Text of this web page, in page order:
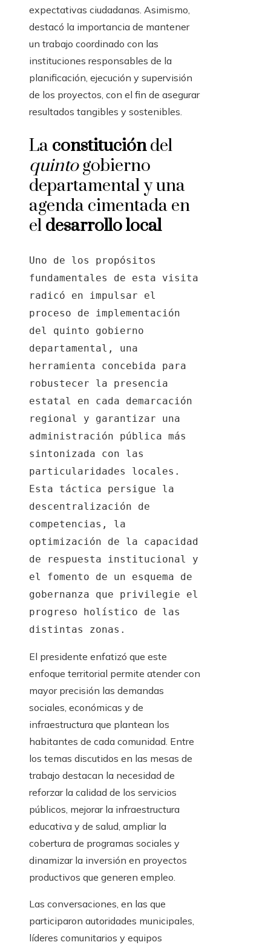
expectativas ciudadanas. Asimismo,
destacó la importancia de mantener
un trabajo coordinado con las
instituciones responsables de la
planificación, ejecución y supervisión
de los proyectos, con el fin de asegurar
resultados tangibles y sostenibles.
La constitucióndel
quintogobierno
departamental y una
agenda cimentada en
el desarrollo local
Uno de los propósitos
fundamentales de esta visita
radicó en impulsar el
proceso de implementación
del quinto gobierno
departamental, una
herramienta concebida para
robustecer la presencia
estatal en cada demarcación
regional y garantizar una
administración pública más
sintonizada con las
particularidades locales.
Esta táctica persigue la
descentralización de
competencias, la
optimización de la capacidad
de respuesta institucional y
el fomento de un esquema de
gobernanza que privilegie el
progreso holístico de las
distintas zonas.
El presidente enfatizó que este
enfoque territorial permite atender con
mayor precisión las demandas
sociales, económicas y de
infraestructura que plantean los
habitantes de cada comunidad. Entre
los temas discutidos en las mesas de
trabajo destacan la necesidad de
reforzar la calidad de los servicios
públicos, mejorar la infraestructura
educativa y de salud, ampliar la
cobertura de programas sociales y
dinamizar la inversión en proyectos
productivos que generen empleo.
Las conversaciones, en las que
participaron autoridades municipales,
líderes comunitarios y equipos